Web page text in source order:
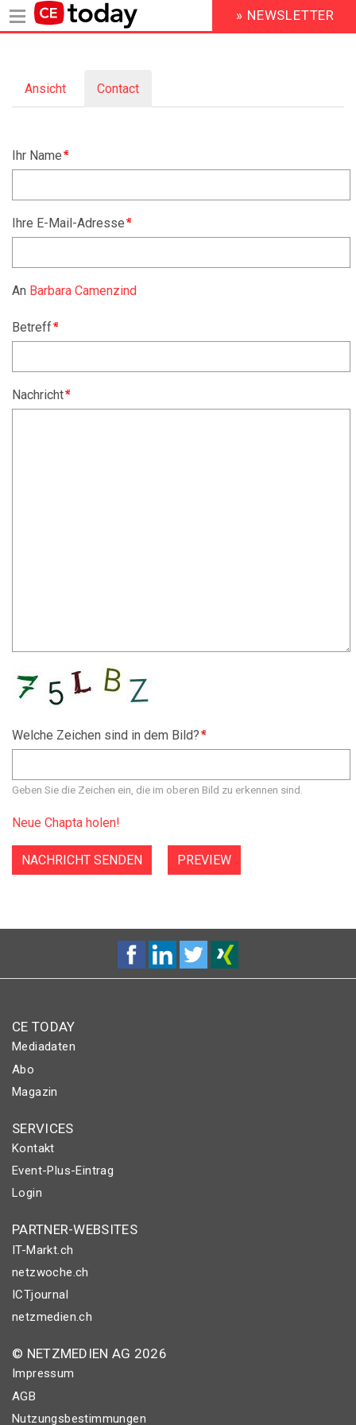
Inhalt
HEADER
MENU
» NEWSLETTER
Primary
Ansicht Contact(aktiver
Reiter)
Ihr Name
Ihre E-Mail-Adresse
An Barbara Camenzind
Betreff
Nachricht
Welche Zeichen sind in dem Bild?
Geben Sie die Zeichen ein, die im oberen Bild zu erkennen sind.
Neue Chapta holen!
CE TODAY
Mediadaten
Abo
Magazin
SERVICES
Kontakt
Event-Plus-Eintrag
Login
PARTNER-WEBSITES
IT-Markt.ch
netzwoche.ch
ICTjournal
netzmedien.ch
© NETZMEDIEN AG 2026
Impressum
AGB
Nutzungsbestimmungen